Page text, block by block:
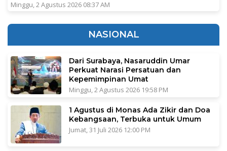
Minggu, 2 Agustus 2026 08:37 AM
NASIONAL
Dari Surabaya, Nasaruddin Umar
Perkuat Narasi Persatuan dan
Kepemimpinan Umat
Minggu, 2 Agustus 2026 19:58 PM
1 Agustus di Monas Ada Zikir dan Doa
Kebangsaan, Terbuka untuk Umum
Jumat, 31 Juli 2026 12:00 PM